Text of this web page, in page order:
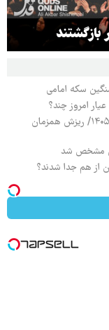
قیمت محصولات ایران خودرو چهارشنبه ۱۴ مرداد ۱۴۰۵/ ریزش همزمان
مشخص شد
از هم جدا شدند؟